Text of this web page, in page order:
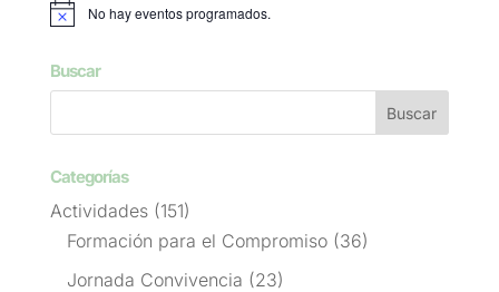
Aviso No hay eventos programados.
Buscar
Categorías
Actividades(151)
Formación para el Compromiso(36)
Jornada Convivencia (23)